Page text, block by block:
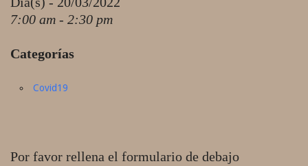
7:00 am - 2:30 pm
Categorías
Covid19
Por favor rellena el formulario de debajo